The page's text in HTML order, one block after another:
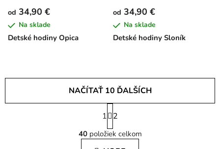
Detské hodiny Opica
od 34,90 €
Na sklade
Detské hodiny Sloník
od 34,90 €
Na sklade
O
v
NAČÍTAŤ 10 ĎALŠÍCH
S
t
r
á
1 2
40položiek celkom